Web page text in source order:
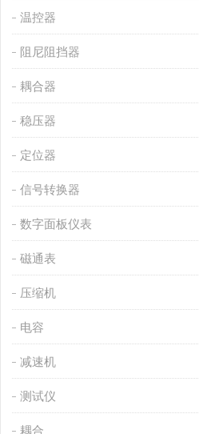
温控器
阻尼阻挡器
耦合器
稳压器
定位器
信号转换器
数字面板仪表
磁通表
压缩机
电容
减速机
测试仪
耦合